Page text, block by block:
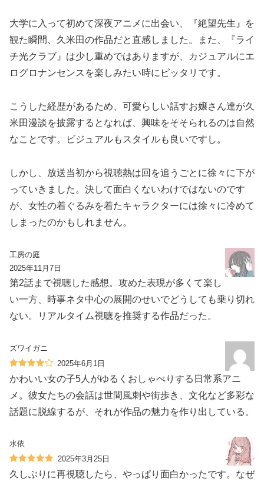
大学に入って初めて深夜アニメに出会い、『絶望先生』を
観た瞬間、久米田の作品だと直感しました。また、『ライ
チ光クラブ』は少し重めではありますが、カジュアルにエ
ログロナンセンスを楽しみたい時にピッタリです。
こうした経歴があるため、可愛らしい話すお嬢さん達が久
米田漫談を披露するとなれば、興味をそそられるのは自然
なことです。ビジュアルもスタイルも良いですし。
しかし、放送当初から視聴熱は回を追うごとに徐々に下が
っていきました。決して面白くないわけではないのです
が、女性の着ぐるみを着たキャラクターには徐々に冷めて
しまったのかもしれません。
工房の庭
2025年11月7日
第2話まで視聴した感想。攻めた表現が多くて楽し
い一方、時事ネタ中心の展開のせいでどうしても乗り切れ
ない。リアルタイム視聴を推奨する作品だった。
ズワイガニ
2025年6月1日
かわいい女の子5人がゆるくおしゃべりする日常系アニ
メ。彼女たちの会話は世間風刺や街歩き、文化など多彩な
話題に脱線するが、それが作品の魅力を作り出している。
水依
2025年3月25日
久しぶりに再視聴したら、やっぱり面白かったです。なぜ